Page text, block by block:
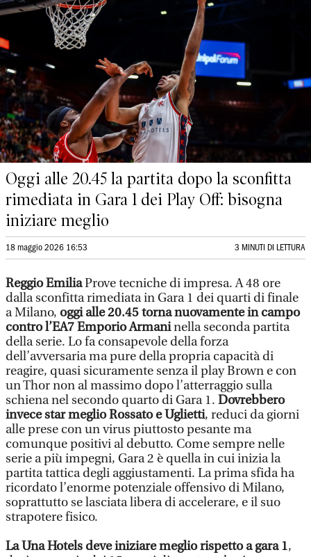
Oggi alle 20.45 la partita dopo la sconfitta
rimediata in Gara 1 dei Play Off: bisogna
iniziare meglio
18 maggio 2026 16:53 3 MINUTI DI LETTURA
Reggio EmiliaProve tecniche di impresa. A 48 ore
dalla sconfitta rimediata in Gara 1 dei quarti di finale
a Milano, oggi alle 20.45 torna nuovamente in campo
contro l’EA7 Emporio Armaninella seconda partita
della serie. Lo fa consapevole della forza
dell’avversaria ma pure della propria capacità di
reagire, quasi sicuramente senza il play Brown e con
un Thor non al massimo dopo l’atterraggio sulla
schiena nel secondo quarto di Gara 1. Dovrebbero
invece star meglio Rossato e Uglietti, reduci da giorni
alle prese con un virus piuttosto pesante ma
comunque positivi al debutto. Come sempre nelle
serie a più impegni, Gara 2 è quella in cui inizia la
partita tattica degli aggiustamenti. La prima sfida ha
ricordato l’enorme potenziale offensivo di Milano,
soprattutto se lasciata libera di accelerare, e il suo
strapotere fisico.
La Una Hotels deve iniziare meglio rispetto a gara 1,